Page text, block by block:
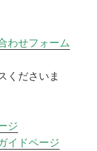
わせフォーム
くださいま
ジ
イドページ